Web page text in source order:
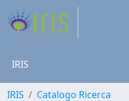
IRIS
IRIS
Catalogo Ricerca